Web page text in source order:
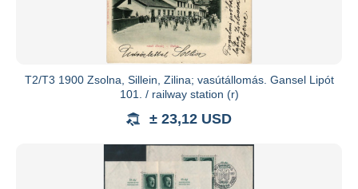
T2/T3 1900 Zsolna, Sillein, Zilina; vasútállomás. Gansel Lipót
101. / railway station (r)
± 23,12 USD